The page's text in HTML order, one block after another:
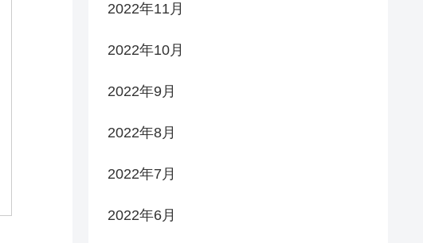
2022年11月
2022年10月
2022年9月
2022年8月
2022年7月
2022年6月